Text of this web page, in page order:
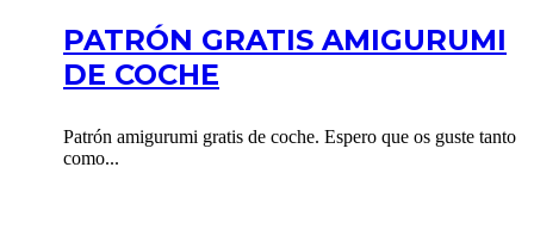
PATRÓN GRATIS AMIGURUMI
DE COCHE
Patrón amigurumi gratis de coche. Espero que os guste tanto
como...